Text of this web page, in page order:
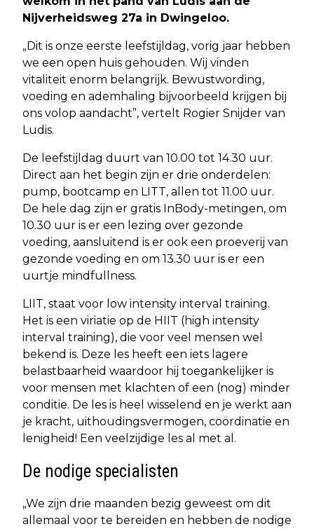
Nijverheidsweg 27a in Dwingeloo.
„Dit is onze eerste leefstijldag, vorig jaar hebben
we een open huis gehouden. Wij vinden
vitaliteit enorm belangrijk. Bewustwording,
voeding en ademhaling bijvoorbeeld krijgen bij
ons volop aandacht”, vertelt Rogier Snijder van
Ludis.
De leefstijldag duurt van 10.00 tot 14.30 uur.
Direct aan het begin zijn er drie onderdelen:
pump, bootcamp en LITT, allen tot 11.00 uur.
De hele dag zijn er gratis InBody-metingen, om
10.30 uur is er een lezing over gezonde
voeding, aansluitend is er ook een proeverij van
gezonde voeding en om 13.30 uur is er een
uurtje mindfullness.
LIIT, staat voor low intensity interval training.
Het is een viriatie op de HIIT (high intensity
interval training), die voor veel mensen wel
bekend is. Deze les heeft een iets lagere
belastbaarheid waardoor hij toegankelijker is
voor mensen met klachten of een (nog) minder
conditie. De les is heel wisselend en je werkt aan
je kracht, uithoudingsvermogen, coördinatie en
lenigheid! Een veelzijdige les al met al.
De nodige specialisten
„We zijn drie maanden bezig geweest om dit
allemaal voor te bereiden en hebben de nodige